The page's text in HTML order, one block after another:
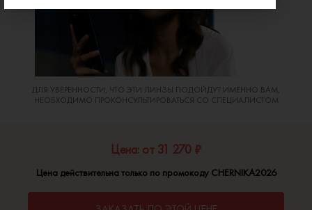
ДЛЯ УВЕРЕННОСТИ, ЧТО ЭТИ ЛИНЗЫ ПОДОЙДУТ ИМЕННО ВАМ,
НЕОБХОДИМО ПРОКОНСУЛЬТИРОВАТЬСЯ СО СПЕЦИАЛИСТОМ
Цена: от 31 270 ₽
Цена действительна только по промокоду CHERNIKA2026